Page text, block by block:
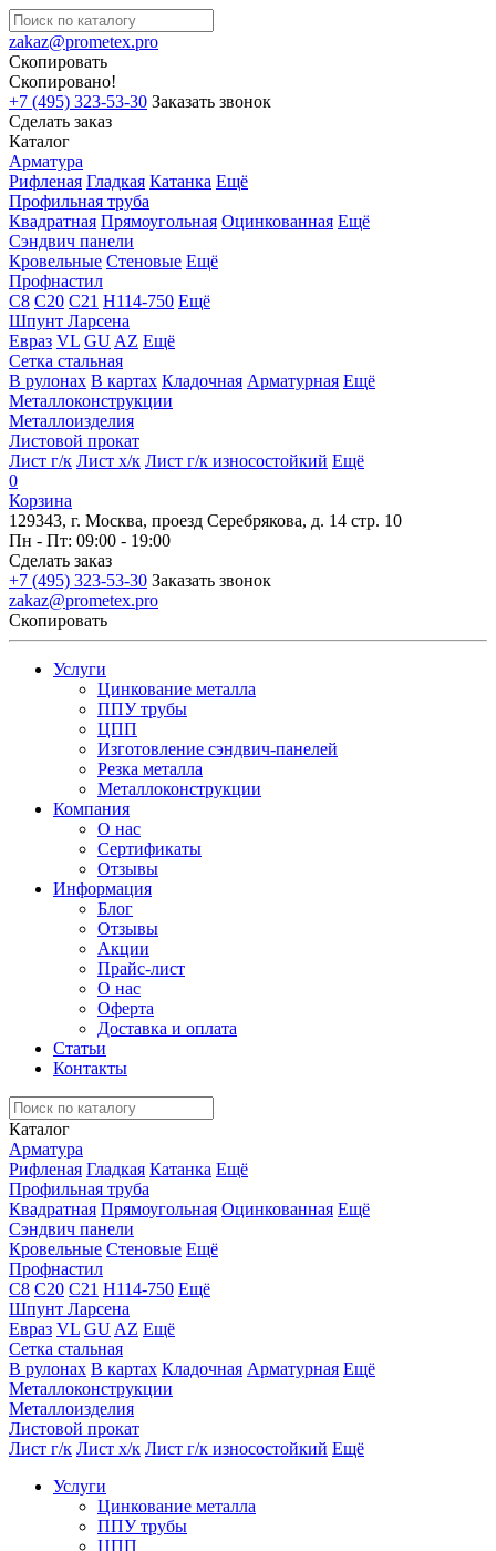
zakaz@prometex.pro
Скопировать
Скопировано!
+7 (495) 323-53-30 Заказать звонок
Сделать заказ
Каталог
Арматура
Рифленая Гладкая Катанка Ещё
Профильная труба
Квадратная Прямоугольная Оцинкованная Ещё
Сэндвич панели
Кровельные Стеновые Ещё
Профнастил
С8 С20 С21 Н114-750 Ещё
Шпунт Ларсена
Евраз VL GU AZ Ещё
Сетка стальная
В рулонах В картах Кладочная Арматурная Ещё
Металлоконструкции
Металлоизделия
Листовой прокат
Лист г/к Лист х/к Лист г/к износостойкий Ещё
0
Корзина
129343, г. Москва, проезд Серебрякова, д. 14 стр. 10
Пн - Пт: 09:00 - 19:00
Сделать заказ
+7 (495) 323-53-30 Заказать звонок
zakaz@prometex.pro
Скопировать
Услуги
Цинкование металла
ППУ трубы
ЦПП
Изготовление сэндвич-панелей
Резка металла
Металлоконструкции
Компания
О нас
Сертификаты
Отзывы
Информация
Блог
Отзывы
Акции
Прайс-лист
О нас
Оферта
Доставка и оплата
Статьи
Контакты
Каталог
Арматура
Рифленая Гладкая Катанка Ещё
Профильная труба
Квадратная Прямоугольная Оцинкованная Ещё
Сэндвич панели
Кровельные Стеновые Ещё
Профнастил
С8 С20 С21 Н114-750 Ещё
Шпунт Ларсена
Евраз VL GU AZ Ещё
Сетка стальная
В рулонах В картах Кладочная Арматурная Ещё
Металлоконструкции
Металлоизделия
Листовой прокат
Лист г/к Лист х/к Лист г/к износостойкий Ещё
Услуги
Цинкование металла
ППУ трубы
ЦПП